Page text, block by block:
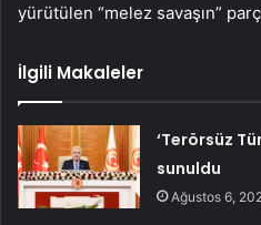
yürütülen “melez savaşın”
İlgili Makaleler
‘Terörsüz
sunuldu
Ağustos 6,